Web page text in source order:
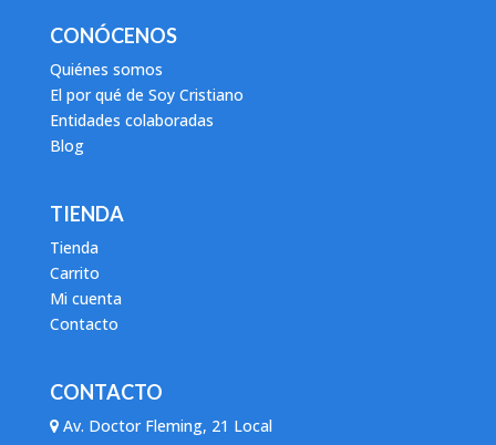
CONÓCENOS
Quiénes somos
El por qué de Soy Cristiano
Entidades colaboradas
Blog
TIENDA
Tienda
Carrito
Mi cuenta
Contacto
CONTACTO
Av. Doctor Fleming, 21 Local